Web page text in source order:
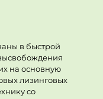
в быстрой
на основную
лизинговых
со